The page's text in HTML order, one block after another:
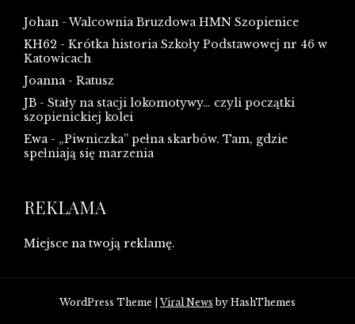
Johan -Walcownia Bruzdowa HMN Szopienice
KH62 - Krótka historia Szkoły Podstawowej nr 46 w
Katowicach
Joanna- Ratusz
JB - Stały na stacji lokomotywy… czyli początki
szopienickiej kolei
Ewa- „Piwniczka” pełna skarbów. Tam, gdzie
spełniają się marzenia
REKLAMA
Miejsce na twoją reklamę.
WordPress Theme |Viral News by HashThemes